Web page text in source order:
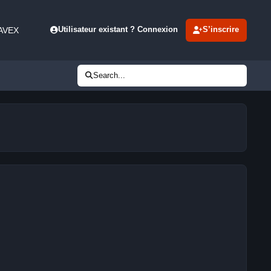
Utilisateur existant ? Connexion S’inscrire
Search...